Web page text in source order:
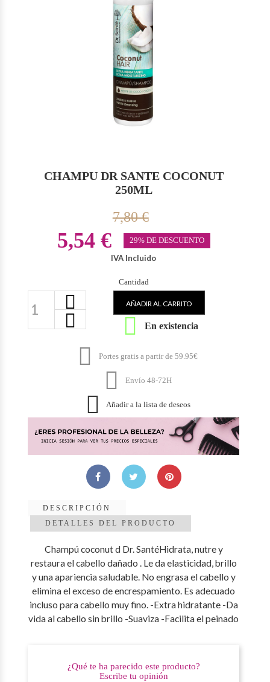
CHAMPU DR SANTE COCONUT
250ML
7,80 €
5,54 € 29% DE DESCUENTO
IVA Incluido
Cantidad
AÑADIR AL CARRITO
 En existencia
 Portes gratis a partir de 59.95€
 Envío 48-72H
 Añadir a la lista de deseos
DESCRIPCIÓN
DETALLES DEL PRODUCTO
Champú coconut d Dr. SantéHidrata, nutre y
restaura el cabello dañado . Le da elasticidad, brillo
y una apariencia saludable. No engrasa el cabello y
elimina el exceso de encrespamiento. Es adecuado
incluso para cabello muy fino. -Extra hidratante -Da
vida al cabello sin brillo -Suaviza -Facilita el peinado
¿Qué te ha parecido este producto?
Escribe tu opinión